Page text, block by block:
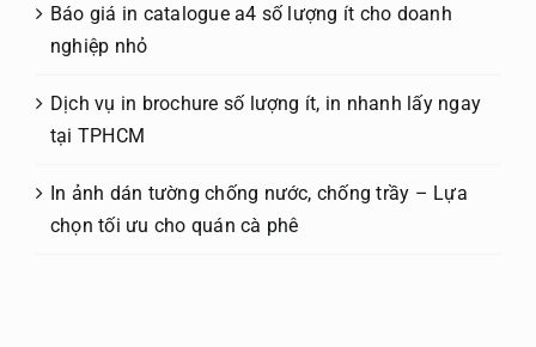
Báo giá in catalogue a4 số lượng ít cho doanh
nghiệp nhỏ
Dịch vụ in brochure số lượng ít, in nhanh lấy ngay
tại TPHCM
In ảnh dán tường chống nước, chống trầy – Lựa
chọn tối ưu cho quán cà phê